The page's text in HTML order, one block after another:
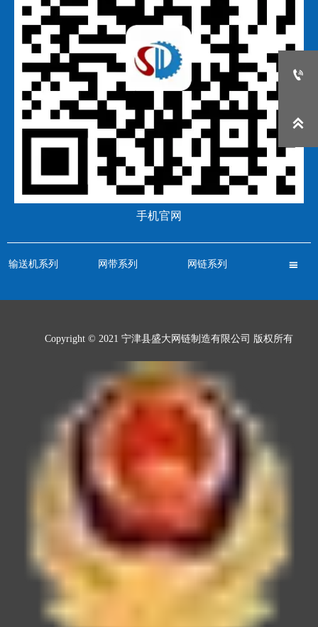
手机官网
输送机系列 网带系列 网链系列 
Copyright © 2021 宁津县盛大网链制造有限公司 版权所有

